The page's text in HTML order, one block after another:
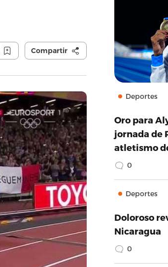
Compartir
Deportes
Oro para
jornada de
atletismo
0
Deportes
Doloroso
Nicaragua
0